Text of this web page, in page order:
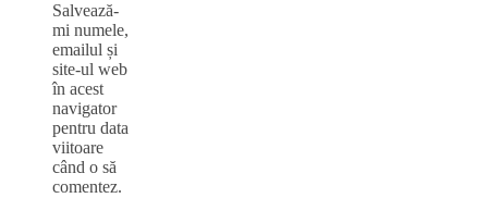
Salvează-
mi numele,
emailul și
site-ul web
în acest
navigator
pentru data
viitoare
când o să
comentez.